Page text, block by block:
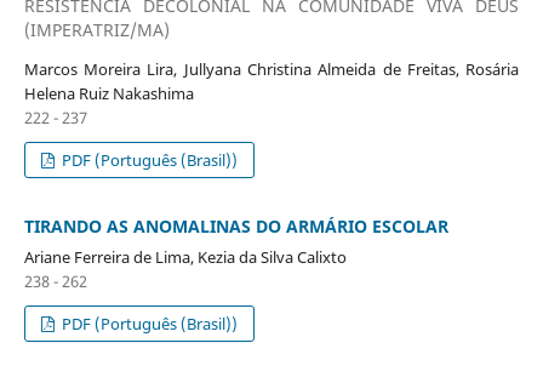
RESISTÊNCIA DECOLONIAL NA COMUNIDADE VIVA DEUS
(IMPERATRIZ/MA)
Marcos Moreira Lira, Jullyana Christina Almeida de Freitas, Rosária
Helena Ruiz Nakashima
222 - 237
PDF (Português (Brasil))
TIRANDO AS ANOMALINAS DO ARMÁRIO ESCOLAR
Ariane Ferreira de Lima, Kezia da Silva Calixto
238 - 262
PDF (Português (Brasil))